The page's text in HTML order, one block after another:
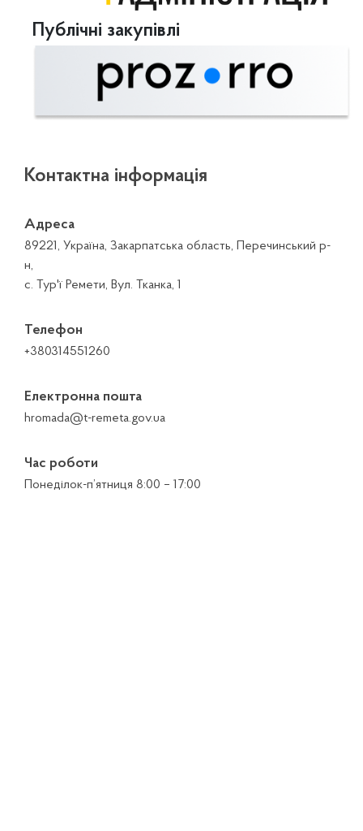
Публічні закупівлі
Контактна інформація
Адреса
89221, Україна, Закарпатська область, Перечинський р-
н,
с. Тур'ї Ремети, Вул. Тканка, 1
Телефон
+380314551260
Електронна пошта
hromada@t-remeta.gov.ua
Час роботи
Понеділок-п’ятниця 8:00 – 17:00